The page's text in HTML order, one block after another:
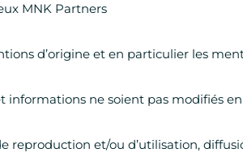
MNK Partners
d’origine et en particulier les
informations ne soient pas modifiés
reproduction et/ou d’utilisation,